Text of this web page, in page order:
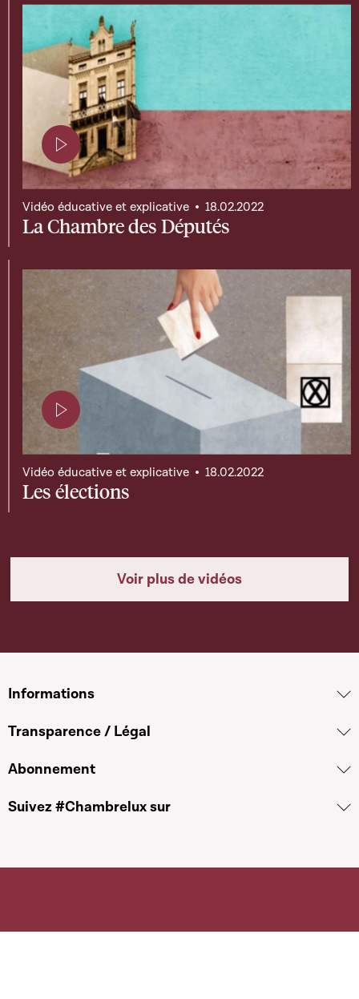
Page contenant une vidéo
La Chambre des Députés
Vidéo éducative et explicative 18.02.2022
Les élections
Vidéo éducative et explicative 18.02.2022
Voir plus de vidéos
Informations
Transparence / Légal
Abonnement
Suivez #Chambrelux sur